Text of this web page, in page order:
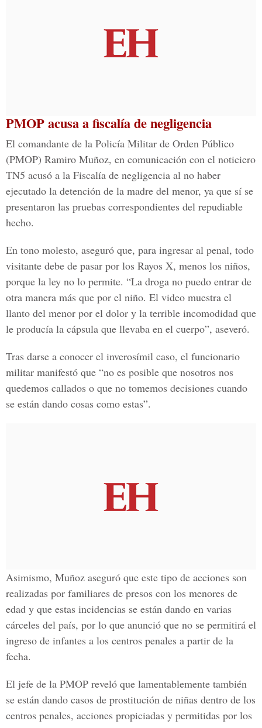
PMOP acusa a fiscalía de negligencia
El comandante de la Policía Militar de Orden Público
(PMOP) Ramiro Muñoz, en comunicación con el noticiero
TN5 acusó a la Fiscalía de negligencia al no haber
ejecutado la detención de la madre del menor, ya que sí se
presentaron las pruebas correspondientes del repudiable
hecho.
En tono molesto, aseguró que, para ingresar al penal, todo
visitante debe de pasar por los Rayos X, menos los niños,
porque la ley no lo permite. “La droga no puedo entrar de
otra manera más que por el niño. El video muestra el
llanto del menor por el dolor y la terrible incomodidad que
le producía la cápsula que llevaba en el cuerpo”, aseveró.
Tras darse a conocer el inverosímil caso, el funcionario
militar manifestó que “no es posible que nosotros nos
quedemos callados o que no tomemos decisiones cuando
se están dando cosas como estas”.
Asimismo, Muñoz aseguró que este tipo de acciones son
realizadas por familiares de presos con los menores de
edad y que estas incidencias se están dando en varias
cárceles del país, por lo que anunció que no se permitirá el
ingreso de infantes a los centros penales a partir de la
fecha.
El jefe de la PMOP reveló que lamentablemente también
se están dando casos de prostitución de niñas dentro de los
centros penales, acciones propiciadas y permitidas por los